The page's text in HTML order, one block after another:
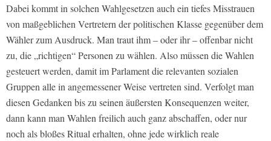
Dabei kommt in solchen Wahlgesetzen auch ein tiefes Misstrauen
von maßgeblichen Vertretern der politischen Klasse gegenüber dem
Wähler zum Ausdruck. Man traut ihm – oder ihr – offenbar nicht
zu, die „richtigen“ Personen zu wählen. Also müssen die Wahlen
gesteuert werden, damit im Parlament die relevanten sozialen
Gruppen alle in angemessener Weise vertreten sind. Verfolgt man
diesen Gedanken bis zu seinen äußersten Konsequenzen weiter,
dann kann man Wahlen freilich auch ganz abschaffen, oder nur
noch als bloßes Ritual erhalten, ohne jede wirklich reale